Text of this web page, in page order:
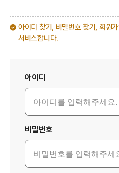
아이디 찾기, 비밀번호 찾기, 회원
서비스합니다.
아이디
비밀번호